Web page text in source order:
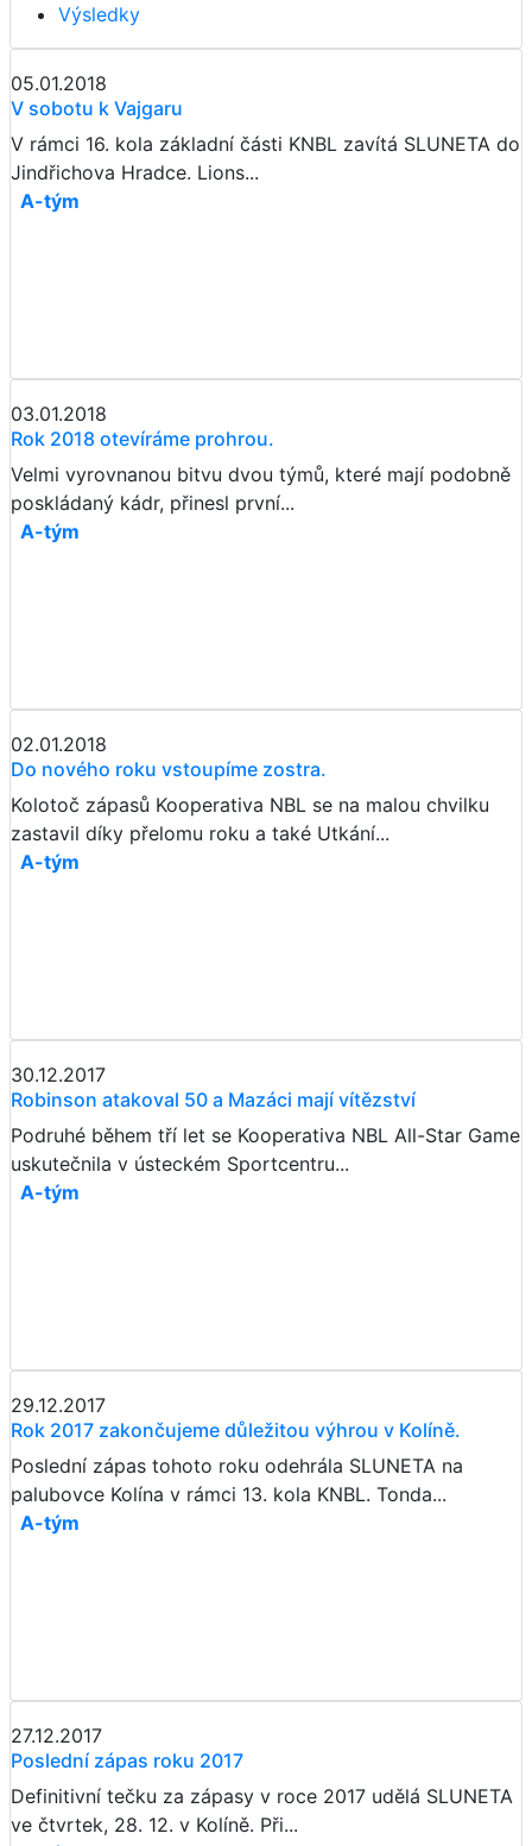
Výsledky
05.01.2018
V sobotu k Vajgaru
V rámci 16. kola základní části KNBL zavítá SLUNETA do
Jindřichova Hradce. Lions...
A-tým
03.01.2018
Rok 2018 otevíráme prohrou.
Velmi vyrovnanou bitvu dvou týmů, které mají podobně
poskládaný kádr, přinesl první...
A-tým
02.01.2018
Do nového roku vstoupíme zostra.
Kolotoč zápasů Kooperativa NBL se na malou chvilku
zastavil díky přelomu roku a také Utkání...
A-tým
30.12.2017
Robinson atakoval 50 a Mazáci mají vítězství
Podruhé během tří let se Kooperativa NBL All-Star Game
uskutečnila v ústeckém Sportcentru...
A-tým
29.12.2017
Rok 2017 zakončujeme důležitou výhrou v Kolíně.
Poslední zápas tohoto roku odehrála SLUNETA na
palubovce Kolína v rámci 13. kola KNBL. Tonda...
A-tým
27.12.2017
​​​​​​​Poslední zápas roku 2017
Definitivní tečku za zápasy v roce 2017 udělá SLUNETA
ve čtvrtek, 28. 12. v Kolíně. Při...